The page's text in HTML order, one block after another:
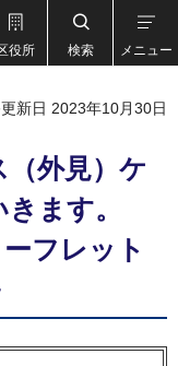
役所 検索 メニュー
新日 2023年10月30日
外見）ケ
きます。
フレット